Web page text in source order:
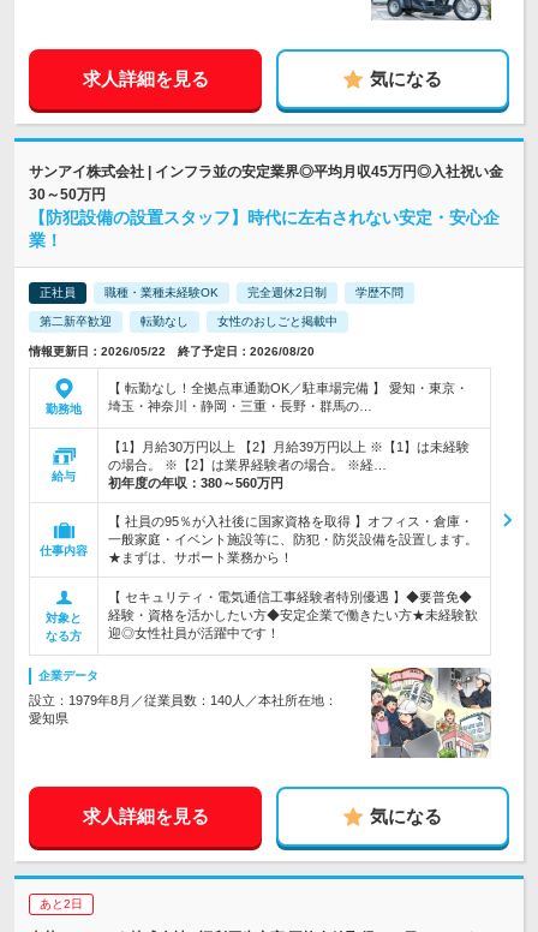
求人詳細を見る 気になる
サンアイ株式会社 | インフラ並の安定業界◎平均月収45万円◎入社祝い金
30～50万円
【防犯設備の設置スタッフ】時代に左右されない安定・安心企
業！
正社員 職種・業種未経験OK 完全週休2日制 学歴不問
第二新卒歓迎 転勤なし 女性のおしごと掲載中
情報更新日：2026/05/22 終了予定日：2026/08/20
勤務地
【 転勤なし！全拠点車通勤OK／駐車場完備 】 愛知・東京・
埼玉・神奈川・静岡・三重・長野・群馬の…
給与
【1】月給30万円以上 【2】月給39万円以上 ※【1】は未経験
の場合。 ※【2】は業界経験者の場合。 ※経…
初年度の年収： 380～560万円
仕事内容
【 社員の95％が入社後に国家資格を取得 】オフィス・倉庫・
一般家庭・イベント施設等に、防犯・防災設備を設置します。
★まずは、サポート業務から！
対象と
なる方
【 セキュリティ・電気通信工事経験者特別優遇 】◆要普免◆
経験・資格を活かしたい方◆安定企業で働きたい方★未経験歓
迎◎女性社員が活躍中です！
企業データ
設立：1979年8月／従業員数：140人／本社所在地：
愛知県
求人詳細を見る 気になる
あと2日